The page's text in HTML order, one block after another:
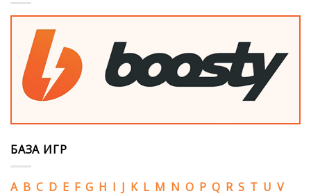
БАЗА ИГР
A B C D E F G H I J K L M N O P Q R S T U V